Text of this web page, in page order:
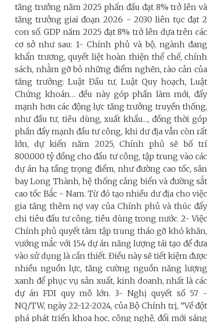
tăng trưởng năm 2025 phấn đấu đạt 8% trở lên và
tăng trưởng giai đoạn 2026 - 2030 liên tục đạt 2
con số.GDP năm 2025 đạt 8% trở lên dựa trên các
cơ sở như sau: 1- Chính phủ và bộ, ngành đang
khẩn trương, quyết liệt hoàn thiện thể chế, chính
sách, nhằm gỡ bỏ những điểm nghẽn, rào cản của
tăng trưởng: Luật Đầu tư, Luật Quy hoạch, Luật
Chứng khoán… đều này góp phần làm mới, đẩy
mạnh hơn các động lực tăng trưởng truyền thống,
như đầu tư, tiêu dùng, xuất khẩu…, đồng thời góp
phần đẩy mạnh đầu tư công, khi dư địa vẫn còn rất
lớn, dự kiến năm 2025, Chính phủ sẽ bố trí
800.000 tỷ đồng cho đầu tư công, tập trung vào các
dự án hạ tầng trọng điểm, như đường cao tốc, sân
bay Long Thành, hệ thống cảng biển và đường sắt
cao tốc Bắc - Nam. Từ đó tạo nhiều dư địa cho việc
gia tăng thêm nợ vay của Chính phủ và thúc đẩy
chi tiêu đầu tư công, tiêu dùng trong nước. 2- Việc
Chính phủ quyết tâm tập trung tháo gỡ khó khăn,
vướng mắc với 154 dự án năng lượng tái tạo để đưa
vào sử dụng là cần thiết. Điều này sẽ tiết kiệm được
nhiều nguồn lực, tăng cường nguồn năng lượng
xanh để phục vụ sản xuất, kinh doanh, nhất là các
dự án FDI quy mô lớn. 3- Nghị quyết số 57 -
NQ/TW, ngày 22-12-2024, của Bộ Chính trị, “Về đột
phá phát triển khoa học, công nghệ, đổi mới sáng